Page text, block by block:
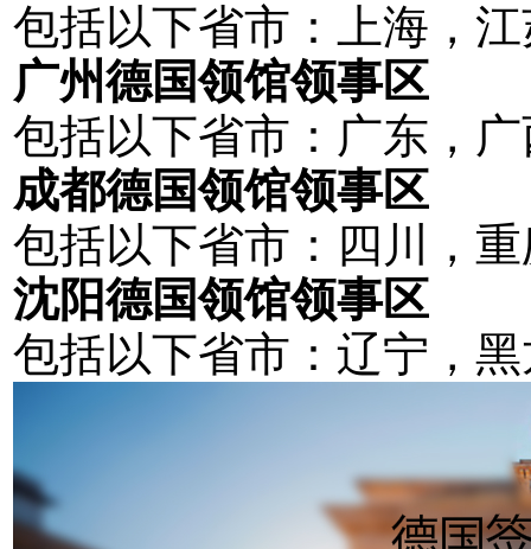
包括以下省市：上海，
广州德国领馆领事区
包括以下省市：广东，
成都德国领馆领事区
包括以下省市：四川，
沈阳德国领馆领事区
包括以下省市：辽宁，